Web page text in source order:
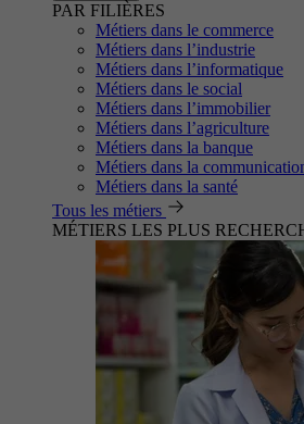
PAR FILIÈRES
Métiers dans le commerce
Métiers dans l’industrie
Métiers dans l’informatique
Métiers dans le social
Métiers dans l’immobilier
Métiers dans l’agriculture
Métiers dans la banque
Métiers dans la
Métiers dans la santé
Tous les métiers
MÉTIERS LES PLUS